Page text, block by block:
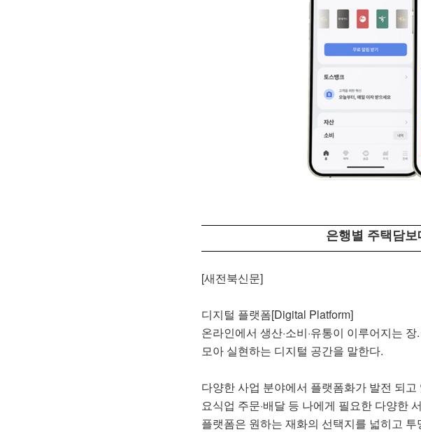
은행별 주택담
[새전북신문]
디지털 플랫폼[Digital Platform]
온라인에서 생산·소비·유통이 이루어지는
모아 실현하는 디지털 공간을 말한다.
다양한 사업 분야에서 플랫폼화가 발전 되
요식업 주문·배달 등 나에게 필요한 다양한
플랫폼은 원하는 재화의 선택지를 넓히고